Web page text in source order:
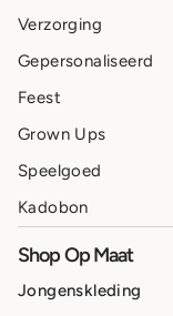
Verzorging
Gepersonaliseerd
Feest
Grown Ups
Speelgoed
Kadobon
Shop Op Maat
Jongenskleding